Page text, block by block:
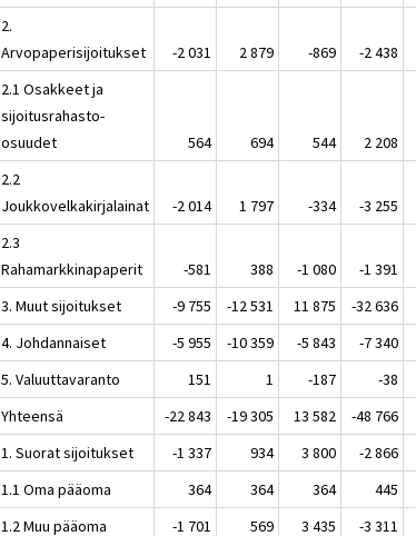
2.
Arvopaperisijoitukset
-2 031 2 879 -869 -2 438
2.1 Osakkeet ja
sijoitusrahasto-
osuudet
564 694 544 2 208
2.2
Joukkovelkakirjalainat
-2 014 1 797 -334 -3 255
2.3
Rahamarkkinapaperit
-581 388 -1 080 -1 391
3. Muut sijoitukset
-9 755 -12 531 11 875 -32 636
4. Johdannaiset
-5 955 -10 359 -5 843 -7 340
5. Valuuttavaranto
151 1 -187 -38
Yhteensä -22 843 -19 305 13 582 -48 766
1. Suorat sijoitukset
-1 337 934 3 800 -2 866
1.1 Oma pääoma
364 364 364 445
1.2 Muu pääoma
-1 701 569 3 435 -3 311